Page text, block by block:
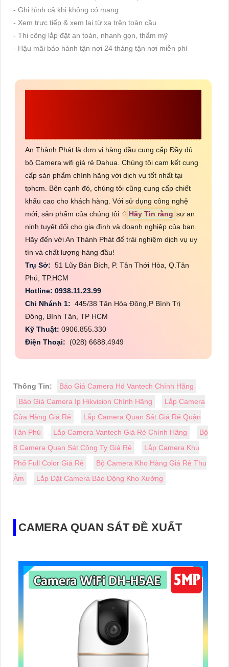
- Ghi hình cả khi không có mạng
- Xem trực tiếp & xem lại từ xa trên toàn cầu
- Thi công lắp đặt an toàn, nhanh gọn, thẩm mỹ
- Hậu mãi bảo hành tận nơi 24 tháng tận nơi miễn phí
An Thành Phát là đơn vị hàng đầu cung cấp Đầy đủ
bộ Camera wifi giá rẻ Dahua. Chúng tôi cam kết cung
cấp sản phẩm chính hãng với dịch vụ tốt nhất tại
tphcm. Bên cạnh đó, chúng tôi cũng cung cấp chiết
khấu cao cho khách hàng. Với sử dụng công nghệ
mới, sản phẩm của chúng tôi ♢ Hãy Tin rằng sự an
ninh tuyệt đối cho gia đình và doanh nghiệp của bạn.
Hãy đến với An Thành Phát để trải nghiệm dịch vụ uy
tín và chất lượng hàng đầu!
Trụ Sở: 51 Lũy Bán Bích, P. Tân Thới Hòa, Q.Tân
Phú, TP.HCM
Hotline: 0938.11.23.99
Chi Nhánh 1: 445/38 Tân Hòa Đông,P Bình Trị
Đông, Bình Tân, TP HCM
Kỹ Thuật: 0906.855.330
Điện Thoại: (028) 6688.4949
Thông Tin:
Báo Giá Camera Hd Vantech Chính Hãng
Báo Giá Camera Ip Hikvision Chính Hãng
Lắp Camera
Cửa Hàng Giá Rẻ
Lắp Camera Quan Sát Giá Rẻ Quận
Tân Phú
Lắp Camera Vantech Giá Rẻ Chính Hãng
Bộ
8 Camera Quan Sát Công Ty Giá Rẻ
Lắp Camera Khu
Phố Full Color Giá Rẻ
Bộ Camera Kho Hàng Giá Rẻ Thu
Âm
Lắp Đặt Camera Báo Động Kho Xưởng
CAMERA QUAN SÁT ĐỀ XUẤT